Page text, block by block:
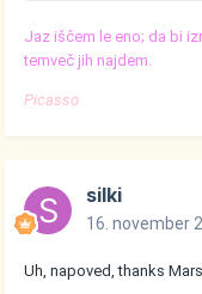
Jaz iščem le eno; da bi
temveč jih najdem.
Picasso
silki
16. november
Uh, napoved, thanks